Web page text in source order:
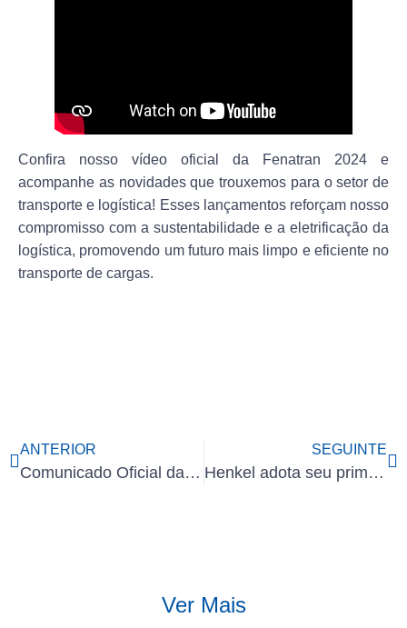
Confira nosso vídeo oficial da Fenatran 2024 e
acompanhe as novidades que trouxemos para o setor de
transporte e logística! Esses lançamentos reforçam nosso
compromisso com a sustentabilidade e a eletrificação da
logística, promovendo um futuro mais limpo e eficiente no
transporte de cargas.
ANTERIOR
Comunicado Oficial da XCMG Brasil
SEGUINTE
Henkel adota seu primeiro caminhão elétrico de grande porte no Brasil
Ver Mais